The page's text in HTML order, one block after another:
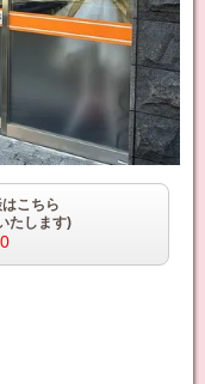
こちら
たします)